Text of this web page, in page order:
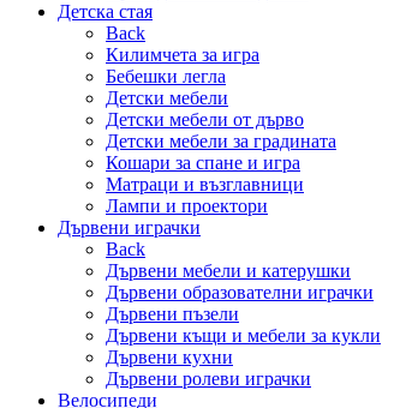
Детска стая
Back
Килимчета за игра
Бебешки легла
Детски мебели
Детски мебели от дърво
Детски мебели за градината
Кошари за спане и игра
Матраци и възглавници
Лампи и проектори
Дървени играчки
Back
Дървени мебели и катерушки
Дървени образователни играчки
Дървени пъзели
Дървени къщи и мебели за кукли
Дървени кухни
Дървени ролеви играчки
Велосипеди